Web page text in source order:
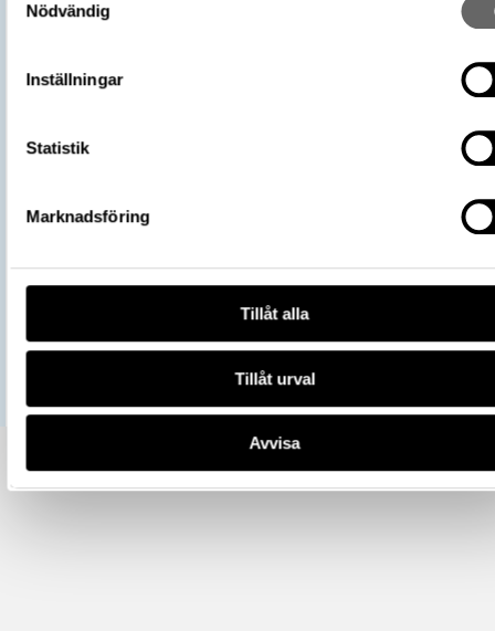
Nödvändig
Inställningar
Statistik
Marknadsföring
Tillåt alla
Tillåt urval
Avvisa
Relaterat objekt
URI